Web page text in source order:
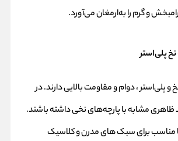
و گرم را به‌ارمغان می‌آورد.
و پلی‌استر ، دوام و مقاومت بالایی دارند. در
ظاهری مشابه با پارچه‌های نخی داشته باشند.
مناسب برای سبک های مدرن و کلاسیک